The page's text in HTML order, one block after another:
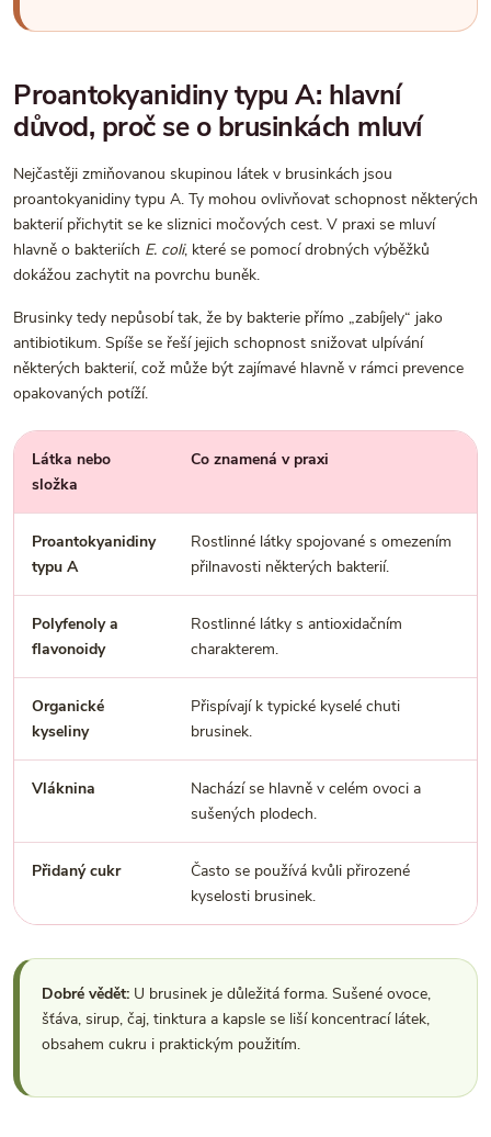
Proantokyanidiny typu A: hlavní
důvod, proč se o brusinkách mluví
Nejčastěji zmiňovanou skupinou látek v brusinkách jsou
proantokyanidiny typu A. Ty mohou ovlivňovat schopnost některých
bakterií přichytit se ke sliznici močových cest. V praxi se mluví
hlavně o bakteriích E. coli, které se pomocí drobných výběžků
dokážou zachytit na povrchu buněk.
Brusinky tedy nepůsobí tak, že by bakterie přímo „zabíjely“ jako
antibiotikum. Spíše se řeší jejich schopnost snižovat ulpívání
některých bakterií, což může být zajímavé hlavně v rámci prevence
opakovaných potíží.
Látka nebo
složka
Co znamená v praxi
Proantokyanidiny
typu A
Rostlinné látky spojované s omezením
přilnavosti některých bakterií.
Polyfenoly a
flavonoidy
Rostlinné látky s antioxidačním
charakterem.
Organické
kyseliny
Přispívají k typické kyselé chuti
brusinek.
Vláknina
Nachází se hlavně v celém ovoci a
sušených plodech.
Přidaný cukr
Často se používá kvůli přirozené
kyselosti brusinek.
Dobré vědět: U brusinek je důležitá forma. Sušené ovoce,
šťáva, sirup, čaj, tinktura a kapsle se liší koncentrací látek,
obsahem cukru i praktickým použitím.